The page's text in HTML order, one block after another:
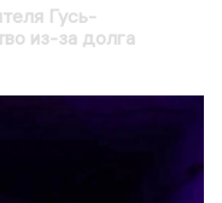
Гусь-
из-за долга